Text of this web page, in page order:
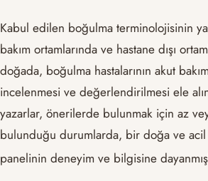
Kabul edilen boğulma terminolojisinin
bakım ortamlarında ve hastane dışı
doğada, boğulma hastalarının akut
incelenmesi ve değerlendirilmesi ele
yazarlar, önerilerde bulunmak için az
bulunduğu durumlarda, bir doğa ve acil
panelinin deneyim ve bilgisine